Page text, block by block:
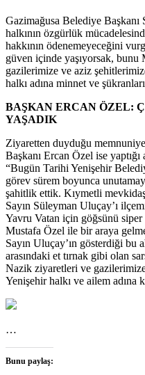
Gazimağusa Belediye
halkının özgürlük
hakkının ödenemeyeceğini
güven içinde yaşıyorsak,
gazilerimize ve aziz
halkı adına minnet ve
BAŞKAN ERCAN ÖZEL:
YAŞADIK
Ziyaretten duyduğu
Başkanı Ercan Özel ise
“Bugün Tarihi Yenişehir
görev sürem boyunca
şahitlik ettik. Kıymetli
Sayın Süleyman Uluçay’ı
Yavru Vatan için göğsünü
Mustafa Özel ile bir araya
Sayın Uluçay’ın gösterdiği
arasındaki et tırnak gibi olan
Nazik ziyaretleri ve
Yenişehir halkı ve ailem adına
…
Bunu paylaş: